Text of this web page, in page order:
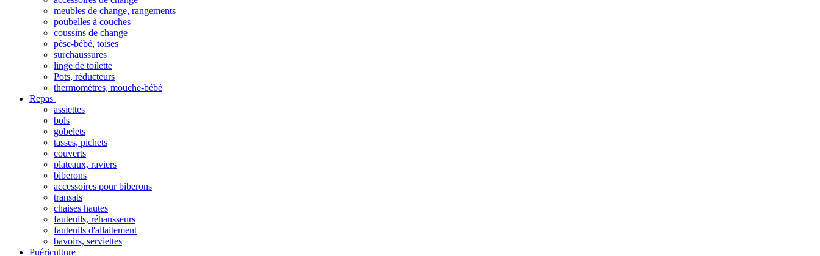
meubles de change, rangements
poubelles à couches
coussins de change
pèse-bébé, toises
surchaussures
linge de toilette
Pots, réducteurs
thermomètres, mouche-bébé
Repas
assiettes
bols
gobelets
tasses, pichets
couverts
plateaux, raviers
biberons
accessoires pour biberons
transats
chaises hautes
fauteuils, réhausseurs
fauteuils d'allaitement
bavoirs, serviettes
Puériculture